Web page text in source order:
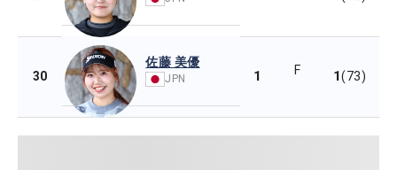
30
佐藤 美優
JPN 1 F 1(73)